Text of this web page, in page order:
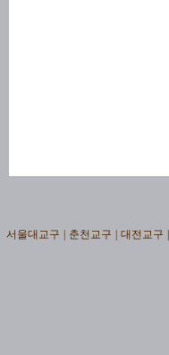
서울대교구 춘천교구 대전교구